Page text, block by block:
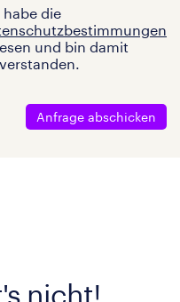
habe die
und bin damit
Anfrage abschicken
nicht!